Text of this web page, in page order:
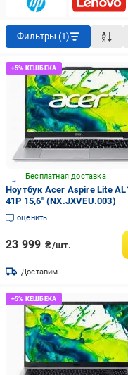
Фильтры (1)
Бесплатная доставка
Ноутбук Acer Aspire Lite
41P 15,6" (NX.JXVEU.003)
оценить
23 999 ₴/шт.
Доставим